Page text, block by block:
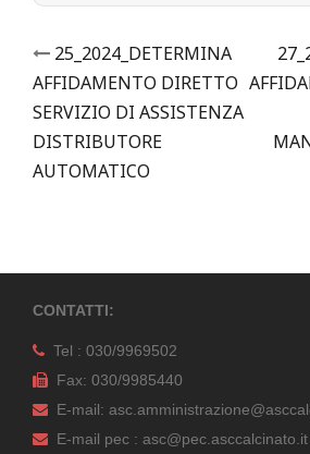
Post
navigation
25_2024_DETERMINA
AFFIDAMENTO DIRETTO
SERVIZIO DI ASSISTENZA
DISTRIBUTORE
AUTOMATICO
CONTATTI:
Tel : 030/9969502
Fax: 030/9985440
E-mail:
E-mail pec : asc@pec.asccalcinato.it